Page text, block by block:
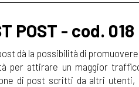
POST - cod. 018
dà la possibilità di
per attirare un maggior
di post scritti da altri